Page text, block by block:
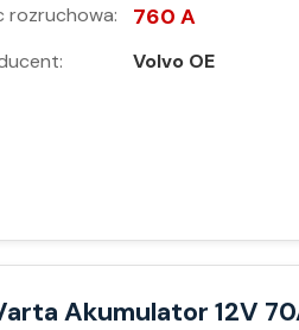
rozruchowa: 760 A
Volvo OE
Akumulator 12V